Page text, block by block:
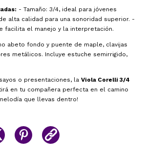
- Tamaño: 3/4, ideal para jóvenes
alta calidad para una sonoridad superior. -
facilita el manejo y la interpretación.
abeto fondo y puente de maple, clavijas
metálicos. Incluye estuche semirrigido,
o presentaciones, la Viola Corelli 3/4
en tu compañera perfecta en el camino
que llevas dentro!